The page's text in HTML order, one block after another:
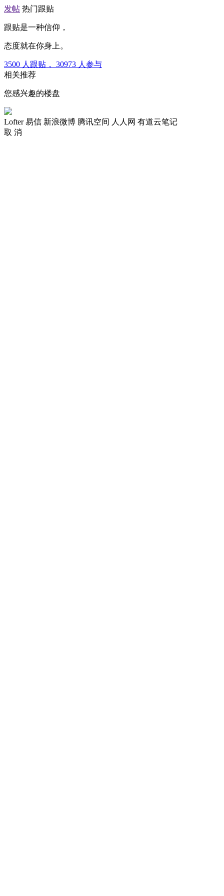
发帖 热门跟贴
跟贴是一种信仰，
态度就在你身上。
3500 人跟贴， 30973 人参与
相关推荐
您感兴趣的楼盘
Lofter 易信 新浪微博 腾讯空间 人人网 有道云笔记
取 消